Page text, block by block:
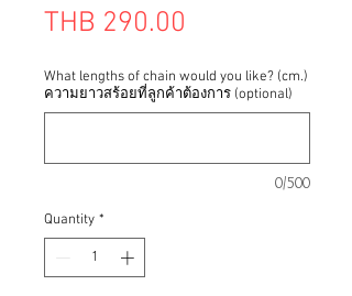
THB 290.00
What lengths of chain would you like? (cm.)
ความยาวสร้อยที่ลูกค้าต้องการ (optional)
0/500
Quantity *